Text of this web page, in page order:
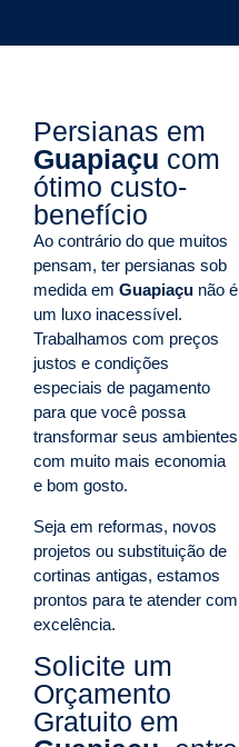
Persianas em
Guapiaçu com
ótimo custo-
benefício
Ao contrário do que muitos
pensam, ter persianas sob
medida em Guapiaçu não é
um luxo inacessível.
Trabalhamos com preços
justos e condições
especiais de pagamento
para que você possa
transformar seus ambientes
com muito mais economia
e bom gosto.
Seja em reformas, novos
projetos ou substituição de
cortinas antigas, estamos
prontos para te atender com
excelência.
Solicite um
Orçamento
Gratuito em